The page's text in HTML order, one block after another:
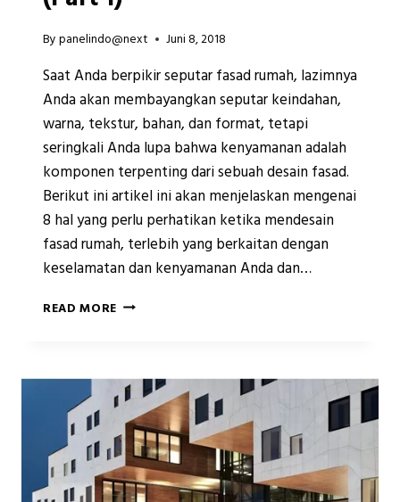
Bypanelindo@next Juni 8, 2018
Saat Anda berpikir seputar fasad rumah, lazimnya
Anda akan membayangkan seputar keindahan,
warna, tekstur, bahan, dan format, tetapi
seringkali Anda lupa bahwa kenyamanan adalah
komponen terpenting dari sebuah desain fasad.
Berikut ini artikel ini akan menjelaskan mengenai
8 hal yang perlu perhatikan ketika mendesain
fasad rumah, terlebih yang berkaitan dengan
keselamatan dan kenyamanan Anda dan…
READ MORE INILAH
DIPERHATIKAN
KETIKA
MENDESAIN
FASAD
RUMAH
(PART
1)